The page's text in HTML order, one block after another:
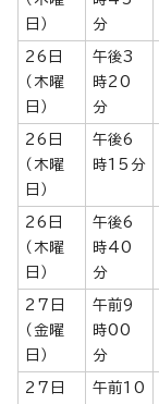
日）
分
26日
（木曜
日）
午後3
時20
分
26日
（木曜
日）
午後6
時15分
26日
（木曜
日）
午後6
時40
分
27日
（金曜
日）
午前9
時00
分
27日
午前10